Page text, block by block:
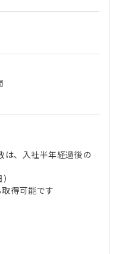
は、入社半年経過後の
得可能です